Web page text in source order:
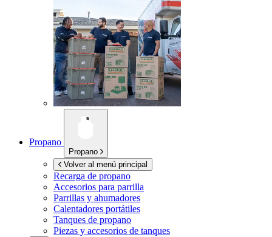
Propano
Propano
Volver al menú principal
Recarga de propano
Accesorios para parrilla
Parrillas y ahumadores
Calentadores portátiles
Tanques de propano
Piezas y accesorios de tanques